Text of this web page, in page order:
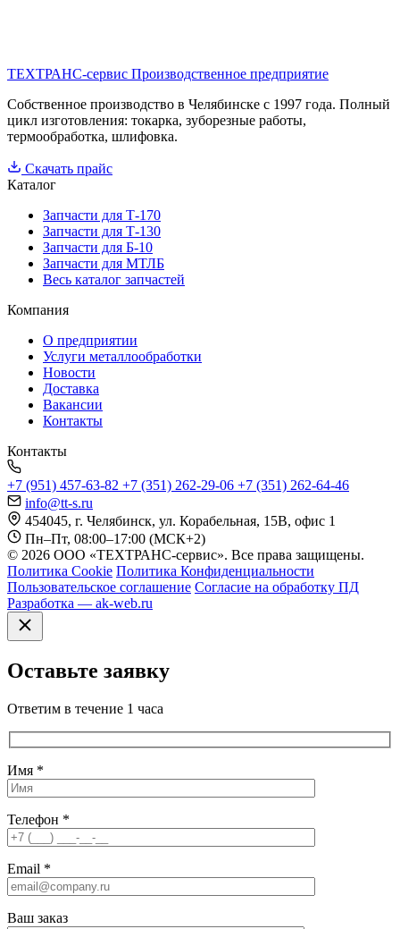
ТЕХТРАНС-сервис Производственное предприятие
Собственное производство в Челябинске с 1997 года. Полный
цикл изготовления: токарка, зуборезные работы,
термообработка, шлифовка.
Скачать прайс
Каталог
Запчасти для Т-170
Запчасти для Т-130
Запчасти для Б-10
Запчасти для МТЛБ
Весь каталог запчастей
Компания
О предприятии
Услуги металлообработки
Новости
Доставка
Вакансии
Контакты
Контакты
+7 (951) 457-63-82 +7 (351) 262-29-06 +7 (351) 262-64-46
info@tt-s.ru
454045, г. Челябинск, ул. Корабельная, 15В, офис 1
Пн–Пт, 08:00–17:00 (МСК+2)
© 2026 ООО «ТЕХТРАНС-сервис». Все права защищены.
Политика Cookie Политика Конфиденциальности
Пользовательское соглашение Согласие на обработку ПД
Разработка — ak-web.ru
Оставьте заявку
Ответим в течение 1 часа
Имя *
Телефон *
Email *
Ваш заказ